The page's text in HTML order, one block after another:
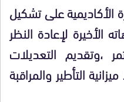
الأكاديمية على تشكيل
الأخيرة لإعادة النظر
،وتقديم التعديلات
التأطير والمراقبة